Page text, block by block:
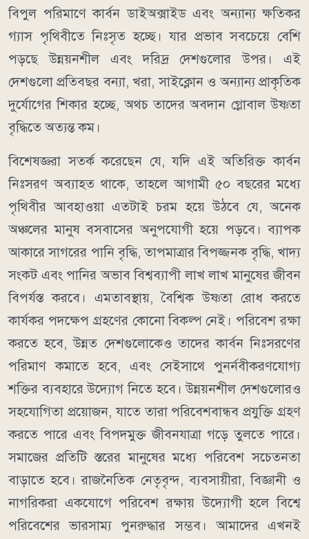
বিপুল পরিমাণে কার্বন ডাইঅক্সাইড এবং অন্যান্য ক্ষতিকর
গ্যাস পৃথিবীতে নিঃসৃত হচ্ছে। যার প্রভাব সবচেয়ে বেশি
পড়ছে উন্নয়নশীল এবং দরিদ্র দেশগুলোর উপর। এই
দেশগুলো প্রতিবছর বন্যা, খরা, সাইক্লোন ও অন্যান্য প্রাকৃতিক
দুর্যোগের শিকার হচ্ছে, অথচ তাদের অবদান গ্লোবাল উষ্ণতা
বৃদ্ধিতে অত্যন্ত কম।
বিশেষজ্ঞরা সতর্ক করেছেন যে, যদি এই অতিরিক্ত কার্বন
নিঃসরণ অব্যাহত থাকে, তাহলে আগামী ৫০ বছরের মধ্যে
পৃথিবীর আবহাওয়া এতটাই চরম হয়ে উঠবে যে, অনেক
অঞ্চলের মানুষ বসবাসের অনুপযোগী হয়ে পড়বে। ব্যাপক
আকারে সাগরের পানি বৃদ্ধি, তাপমাত্রার বিপজ্জনক বৃদ্ধি, খাদ্য
সংকট এবং পানির অভাব বিশ্বব্যাপী লাখ লাখ মানুষের জীবন
বিপর্যস্ত করবে। এমতাবস্থায়, বৈশ্বিক উষ্ণতা রোধ করতে
কার্যকর পদক্ষেপ গ্রহণের কোনো বিকল্প নেই। পরিবেশ রক্ষা
করতে হবে, উন্নত দেশগুলোকেও তাদের কার্বন নিঃসরণের
পরিমাণ কমাতে হবে, এবং সেইসাথে পুনর্নবীকরণযোগ্য
শক্তির ব্যবহারে উদ্যোগ নিতে হবে। উন্নয়নশীল দেশগুলোরও
সহযোগিতা প্রয়োজন, যাতে তারা পরিবেশবান্ধব প্রযুক্তি গ্রহণ
করতে পারে এবং বিপদমুক্ত জীবনযাত্রা গড়ে তুলতে পারে।
সমাজের প্রতিটি স্তরের মানুষের মধ্যে পরিবেশ সচেতনতা
বাড়াতে হবে। রাজনৈতিক নেতৃবৃন্দ, ব্যবসায়ীরা, বিজ্ঞানী ও
নাগরিকরা একযোগে পরিবেশ রক্ষায় উদ্যোগী হলে বিশ্বে
পরিবেশের ভারসাম্য পুনরুদ্ধার সম্ভব। আমাদের এখনই